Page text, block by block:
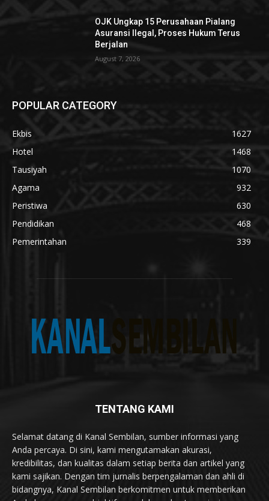
OJK Ungkap 15 Perusahaan Pialang
Asuransi Ilegal, Proses Hukum Terus
Berjalan
August 7, 2026
POPULAR CATEGORY
Ekbis
1627
Hotel
1468
Tausiyah
1070
Agama
932
Peristiwa
630
Pendidikan
468
Pemerintahan
339
TENTANG KAMI
Selamat datang di Kanal Sembilan, sumber informasi yang
Anda percaya. Di sini, kami mengutamakan akurasi,
kredibilitas, dan kualitas dalam setiap berita dan artikel yang
kami sajikan. Dengan tim jurnalis berpengalaman dan ahli di
bidangnya, Kanal Sembilan berkomitmen untuk memberikan